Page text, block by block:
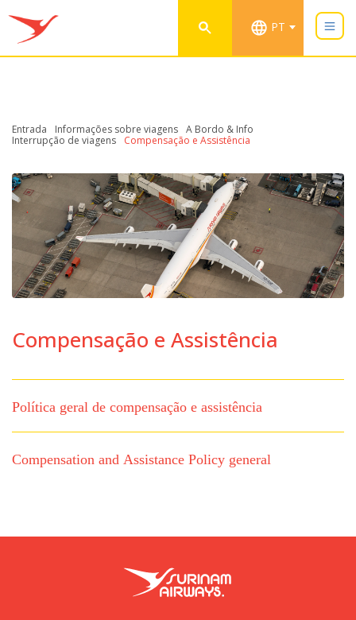
PT
Entrada Informações sobre viagens A Bordo & Info
Interrupção de viagens
Compensação e Assistência
Compensação e Assistência
Política geral de compensação e assistência
Compensation and Assistance Policy general